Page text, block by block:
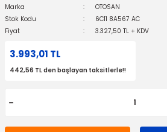
Marka
OTOSAN
Stok Kodu
6C11 8A567 AC
Fiyat
3.327,50 TL + KDV
3.993,01 TL
442,56 TL den başlayan taksitlerle!!